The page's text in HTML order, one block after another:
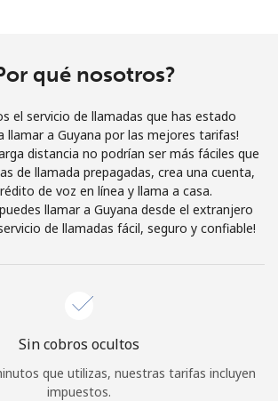
Únete
¡Hola!
sesión oREGÍSTRATE →
¿Olvidaste tu contraseña? →
qué nosotros?
el servicio de llamadas que has estado
llamar a Guyana por las mejores tarifas!
distancia no podrían ser más fáciles que
de llamada prepagadas, crea una cuenta,
de voz en línea y llama a casa.
llamar a Guyana desde el extranjero
de llamadas fácil, seguro y confiable!
Sin cobros ocultos
que utilizas, nuestras tarifas incluyen
impuestos.